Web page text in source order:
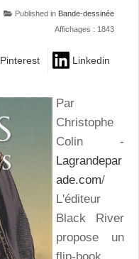
Published in Bande-dessinée
Affichages : 1843
Pinterest Linkedin
Par
Christophe
Colin -
Lagrandepar
ade.com/
L'éditeur
Black River
propose un